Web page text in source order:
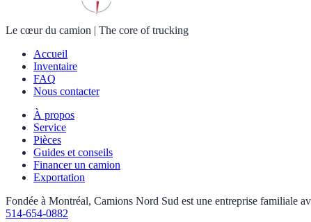
Le cœur du camion | The core of trucking
Accueil
Inventaire
FAQ
Nous contacter
À propos
Service
Pièces
Guides et conseils
Financer un camion
Exportation
Fondée à Montréal, Camions Nord Sud est une entreprise familiale
514-654-0882